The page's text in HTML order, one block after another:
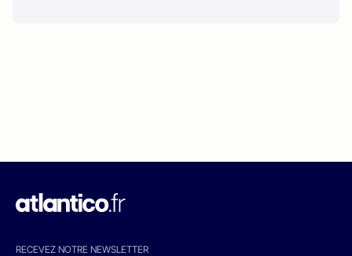
RECEVEZ NOTRE NEWSLETTER